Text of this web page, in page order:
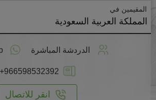
المقيمين في
المملكة العربية السعودية
الدردشة المباشرة
+966598532392
انقر للاتصال